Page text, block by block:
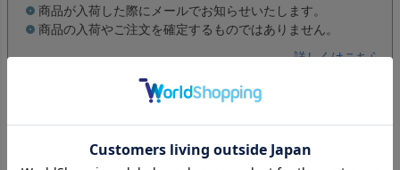
商品が入荷した際にメールでお知らせいたします。
商品の入荷やご注文を確定するものではありません。
詳しくはこちら